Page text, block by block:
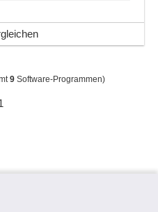
9Software-Programmen)